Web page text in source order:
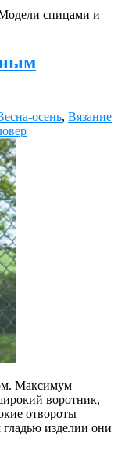
спицами и
осень, Вязание
Максимум
воротник,
отвороты
гладью изделии они